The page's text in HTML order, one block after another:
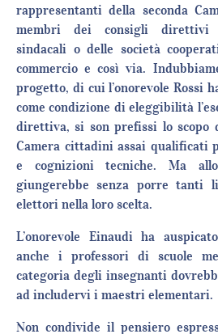
rappresentanti della seconda
membri dei consigli direttivi
sindacali o delle società
commercio e così via.
progetto, di cui l’onorevole Rossi
come condizione di eleggibilità
direttiva, si son prefissi lo scopo
Camera cittadini assai qualificati
e cognizioni tecniche. Ma
giungerebbe senza porre tanti
elettori nella loro scelta.
L’onorevole Einaudi ha
anche i professori di scuole
categoria degli insegnanti
ad includervi i maestri elementari.
Non condivide il pensiero